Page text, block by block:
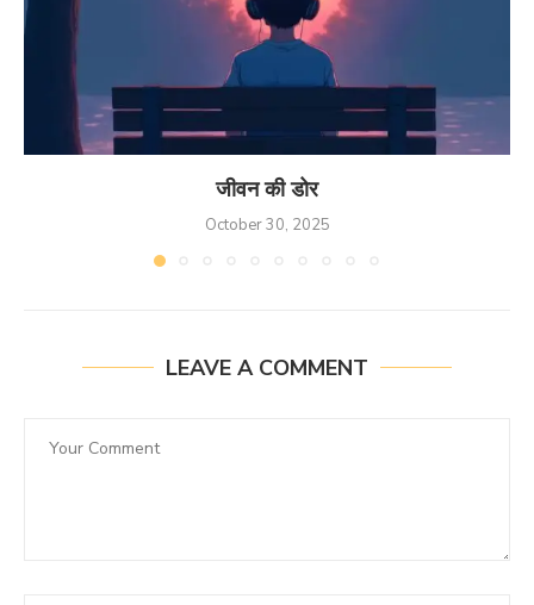
जीवन की डोर
October 30, 2025
LEAVE A COMMENT